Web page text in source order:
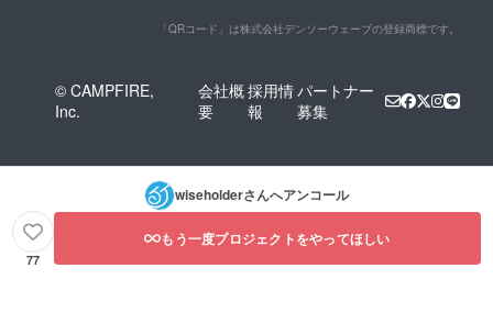
「QRコード」は株式会社デンソーウェーブの登録商標です。
© CAMPFIRE,
Inc.
会社概
要
採用情
報
パートナー
募集
wiseholderさんへアンコール
77
もう一度プロジェクトをやってほしい